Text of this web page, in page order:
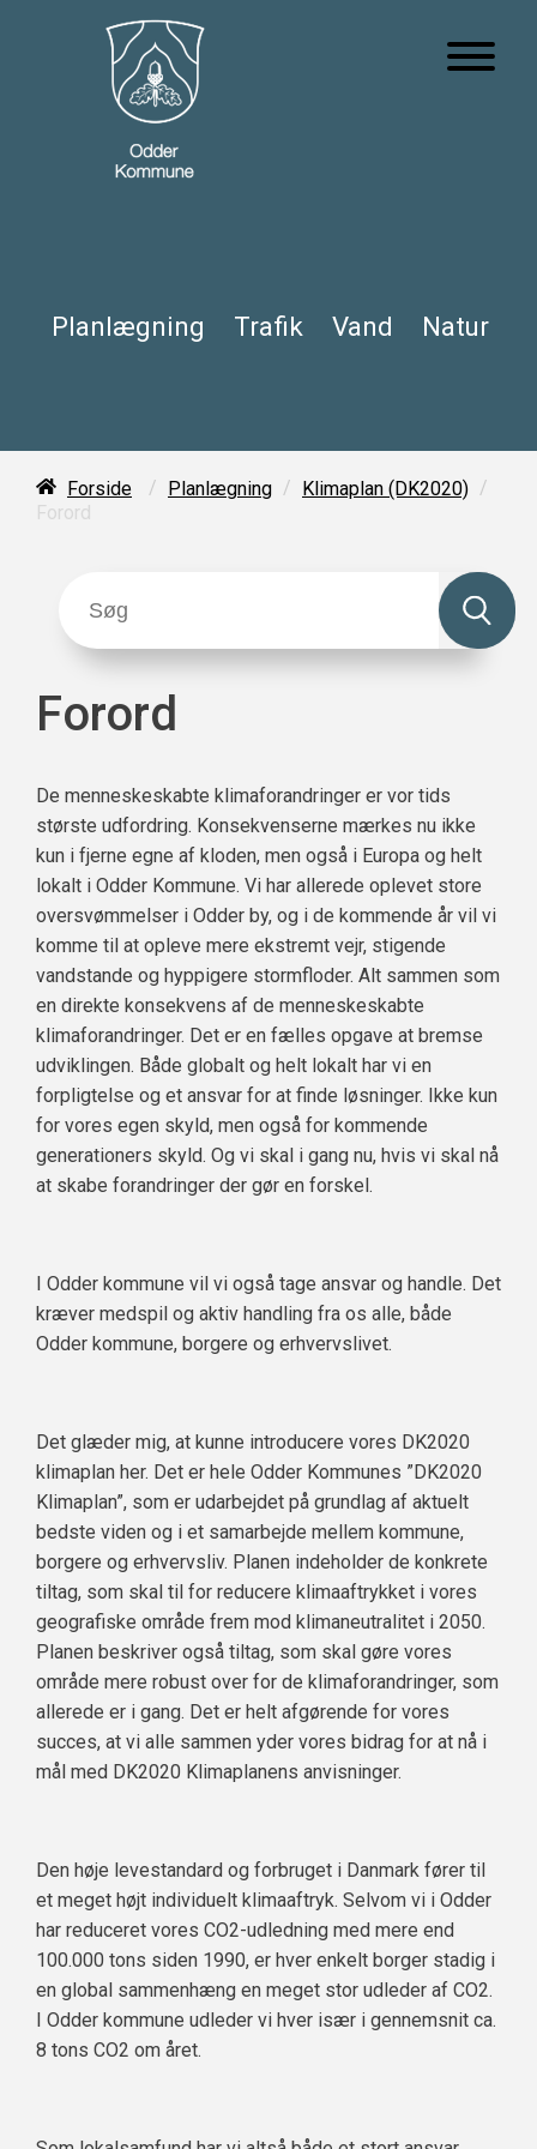
Planlægning Trafik Vand Natur
Forside / Planlægning / Klimaplan (DK2020) /
Forord
Forord
De menneskeskabte klimaforandringer er vor tids
største udfordring. Konsekvenserne mærkes nu ikke
kun i fjerne egne af kloden, men også i Europa og helt
lokalt i Odder Kommune. Vi har allerede oplevet store
oversvømmelser i Odder by, og i de kommende år vil vi
komme til at opleve mere ekstremt vejr, stigende
vandstande og hyppigere stormfloder. Alt sammen som
en direkte konsekvens af de menneskeskabte
klimaforandringer. Det er en fælles opgave at bremse
udviklingen. Både globalt og helt lokalt har vi en
forpligtelse og et ansvar for at finde løsninger. Ikke kun
for vores egen skyld, men også for kommende
generationers skyld. Og vi skal i gang nu, hvis vi skal nå
at skabe forandringer der gør en forskel.
I Odder kommune vil vi også tage ansvar og handle. Det
kræver medspil og aktiv handling fra os alle, både
Odder kommune, borgere og erhvervslivet.
Det glæder mig, at kunne introducere vores DK2020
klimaplan her. Det er hele Odder Kommunes ”DK2020
Klimaplan”, som er udarbejdet på grundlag af aktuelt
bedste viden og i et samarbejde mellem kommune,
borgere og erhvervsliv. Planen indeholder de konkrete
tiltag, som skal til for reducere klimaaftrykket i vores
geografiske område frem mod klimaneutralitet i 2050.
Planen beskriver også tiltag, som skal gøre vores
område mere robust over for de klimaforandringer, som
allerede er i gang. Det er helt afgørende for vores
succes, at vi alle sammen yder vores bidrag for at nå i
mål med DK2020 Klimaplanens anvisninger.
Den høje levestandard og forbruget i Danmark fører til
et meget højt individuelt klimaaftryk. Selvom vi i Odder
har reduceret vores CO2-udledning med mere end
100.000 tons siden 1990, er hver enkelt borger stadig i
en global sammenhæng en meget stor udleder af CO2.
I Odder kommune udleder vi hver især i gennemsnit ca.
8 tons CO2 om året.